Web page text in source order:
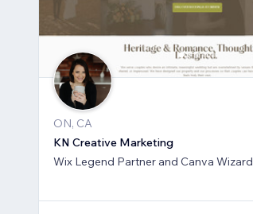
ON, CA
KN Creative Marketing
Wix Legend Partner and Canva Wizard